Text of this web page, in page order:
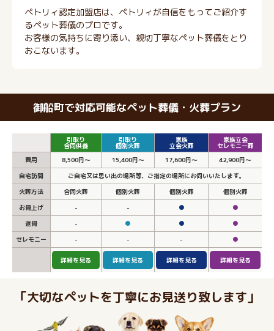
ペトリィ認定加盟店は、ペトリィが自信をもってご紹介す
るペット葬儀のプロです。
お客様の気持ちに寄り添い、親切丁寧なペット葬儀をとり
おこないます。
御船町で対応可能なペット葬儀・火葬プラン
引取り
合同供養
引取り
個別火葬
家族
立会火葬
家族立会
セレモニー葬
費用
8,500円～ 15,400円～ 17,600円～
42,900円～
自宅訪問
ご自宅又は思い出の場所等、ご指定の場所にお伺いいたします。
火葬方法
合同火葬 個別火葬 個別火葬
個別火葬
お骨上げ
- - ●
●
返骨
- ● ●
●
セレモニー
- - - ●
詳細を見る 詳細を見る 詳細を見る 詳細を見る
「大切なペットを丁寧にお見送り致します」